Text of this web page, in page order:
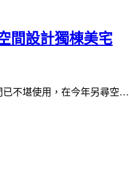
間設計獨棟美宅
已不堪使用，在今年另尋空…